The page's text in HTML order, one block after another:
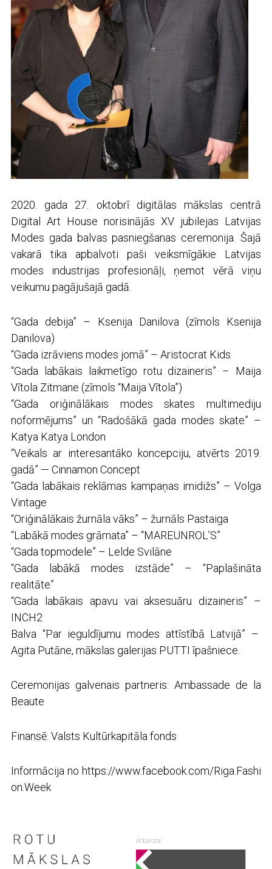
2020. gada 27. oktobrī digitālas mākslas centrā
Digital Art House norisinājās XV jubilejas Latvijas
Modes gada balvas pasniegšanas ceremonija. Šajā
vakarā tika apbalvoti paši veiksmīgākie Latvijas
modes industrijas profesionāļi, ņemot vērā viņu
veikumu pagājušajā gadā.
“Gada debija” – Ksenija Danilova (zīmols Ksenija
Danilova)
“Gada izrāviens modes jomā” – Aristocrat Kids
“Gada labākais laikmetīgo rotu dizaineris” – Maija
Vītola Zitmane (zīmols “Maija Vītola”)
“Gada oriģinālākais modes skates multimediju
noformējums” un “Radošākā gada modes skate” –
Katya Katya London
“Veikals ar interesantāko koncepciju, atvērts 2019.
gadā” — Cinnamon Concept
“Gada labākais reklāmas kampaņas imidižs” – Volga
Vintage
“Oriģinālākais žurnāla vāks” – žurnāls Pastaiga
“Labākā modes grāmata” – “MAREUNROL’S”
“Gada topmodele” – Lelde Svilāne
“Gada labākā modes izstāde” – “Paplašināta
realitāte”
“Gada labākais apavu vai aksesuāru dizaineris” –
INCH2
Balva “Par ieguldījumu modes attīstībā Latvijā” –
Agita Putāne, mākslas galerijas PUTTI īpašniece.
Ceremonijas galvenais partneris: Ambassade de la
Beaute
Finansē: Valsts Kultūrkapitāla fonds
Informācija no https://www.facebook.com/Riga.Fashi
on.Week
Atbalsta: